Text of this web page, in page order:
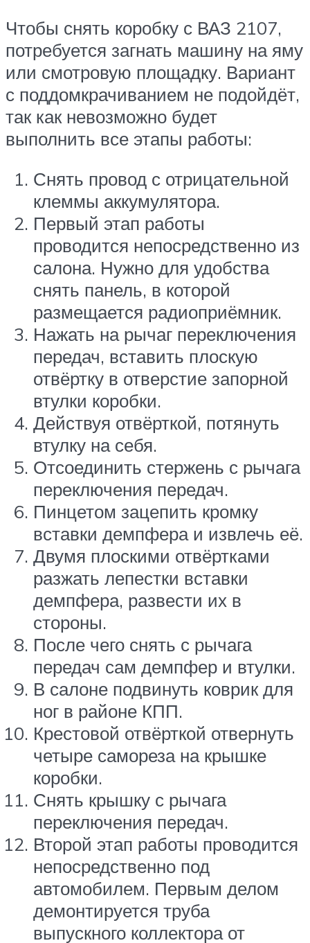
Чтобы снять коробку с ВАЗ 2107,
потребуется загнать машину на яму
или смотровую площадку. Вариант
с поддомкрачиванием не подойдёт,
так как невозможно будет
выполнить все этапы работы:
Снять провод с отрицательной
клеммы аккумулятора.
Первый этап работы
проводится непосредственно из
салона. Нужно для удобства
снять панель, в которой
размещается радиоприёмник.
Нажать на рычаг переключения
передач, вставить плоскую
отвёртку в отверстие запорной
втулки коробки.
Действуя отвёрткой, потянуть
втулку на себя.
Отсоединить стержень с рычага
переключения передач.
Пинцетом зацепить кромку
вставки демпфера и извлечь её.
Двумя плоскими отвёртками
разжать лепестки вставки
демпфера, развести их в
стороны.
После чего снять с рычага
передач сам демпфер и втулки.
В салоне подвинуть коврик для
ног в районе КПП.
Крестовой отвёрткой отвернуть
четыре самореза на крышке
коробки.
Снять крышку с рычага
переключения передач.
Второй этап работы проводится
непосредственно под
автомобилем. Первым делом
демонтируется труба
выпускного коллектора от